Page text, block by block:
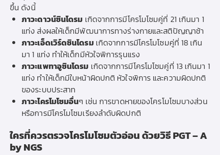
ขึ้น ดังนี้
ภาวะดาวน์ซินโดรม เกิดจากการมีโครโมโซมคู่ที่ 21 เกินมา 1
แท่ง ส่งผลให้เด็กมีพัฒนาการทางร่างกายและสติปัญญาช้า
ภาวะเอ็ดเวิร์ดซินโดรมเกิดจากการมีโครโมโซมคู่ที่ 18 เกิน
มา 1 แท่ง ทำให้เด็กมีหัวใจพิการรุนแรง
ภาวะแพทาอูซินโดรม เกิดจากการมีโครโมโซมคู่ที่ 13 เกินมา 1
แท่ง ทำให้เด็กมีใบหน้าผิดปกติ หัวใจพิการ และความผิดปกติ
ของระบบประสาท
ภาวะโครโมโซมอื่นๆ เช่น การขาดหายของโครโมโซมบางส่วน
หรือการมีโครโมโซมเรียงลำดับผิดปกติ
ใครที่ควรตรวจโครโมโซมตัวอ่อน ด้วยวิธี PGT – A
by NGS